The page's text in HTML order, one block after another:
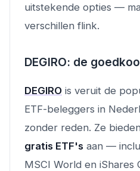
uitstekende opties —
verschillen flink.
DEGIRO: de
DEGIRO is veruit de
ETF-beleggers in
zonder reden. Ze
gratis ETF's aan —
MSCI World en iShares